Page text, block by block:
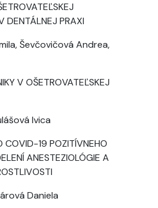
DENTÁLNEJ PRAXI
Ševčovičová Andrea,
V OŠETROVATEĽSKEJ
Ivica
COVID-19 POZITÍVNEHO
ANESTEZIOLÓGIE A
Daniela